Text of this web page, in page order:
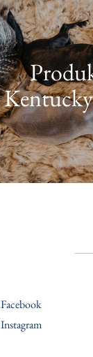
Facebook
Instagram